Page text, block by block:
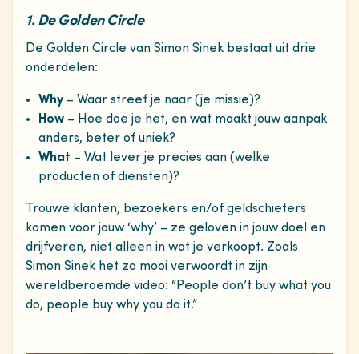
1. De Golden Circle
De Golden Circle van Simon Sinek bestaat uit drie
onderdelen:
Why – Waar streef je naar (je missie)?
How – Hoe doe je het, en wat maakt jouw aanpak
anders, beter of uniek?
What – Wat lever je precies aan (welke
producten of diensten)?
Trouwe klanten, bezoekers en/of geldschieters
komen voor jouw ‘why’ – ze geloven in jouw doel en
drijfveren, niet alleen in wat je verkoopt. Zoals
Simon Sinek het zo mooi verwoordt in zijn
wereldberoemde video: “People don’t buy what you
do, people buy why you do it.”